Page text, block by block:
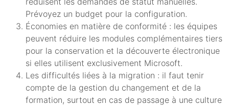
Prévoyez un budget pour la configuration.
Économies en matière de conformité : les équipes
peuvent réduire les modules complémentaires tiers
pour la conservation et la découverte électronique
si elles utilisent exclusivement Microsoft.
Les difficultés liées à la migration : il faut tenir
compte de la gestion du changement et de la
formation, surtout en cas de passage à une culture